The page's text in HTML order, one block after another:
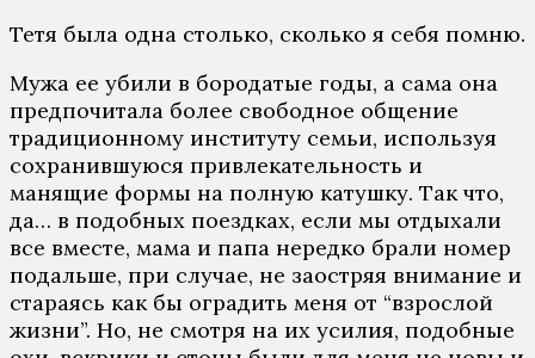
Тетя была одна столько, сколько я себя помню.
Мужа ее убили в бородатые годы, а сама она
предпочитала более свободное общение
традиционному институту семьи, используя
сохранившуюся привлекательность и
манящие формы на полную катушку. Так что,
да… в подобных поездках, если мы отдыхали
все вместе, мама и папа нередко брали номер
подальше, при случае, не заостряя внимание и
стараясь как бы оградить меня от “взрослой
жизни”. Но, не смотря на их усилия, подобные